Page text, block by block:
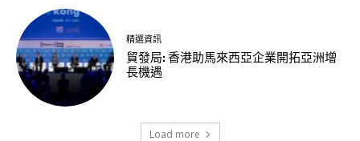
精選資訊
貿發局: 香港助馬來西亞企業開拓亞洲增
長機遇
Load more